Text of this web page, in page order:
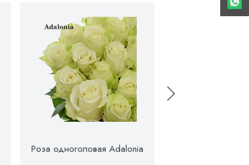
Роза одноголовая Adalonia